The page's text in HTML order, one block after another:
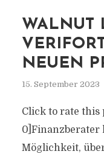
WALNUT
NEUEN
15. September 2023
Click to rate this
0]Finanzberater
Möglichkeit,